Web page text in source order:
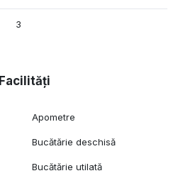
3
Facilități
Apometre
Bucătărie deschisă
Bucătărie utilată